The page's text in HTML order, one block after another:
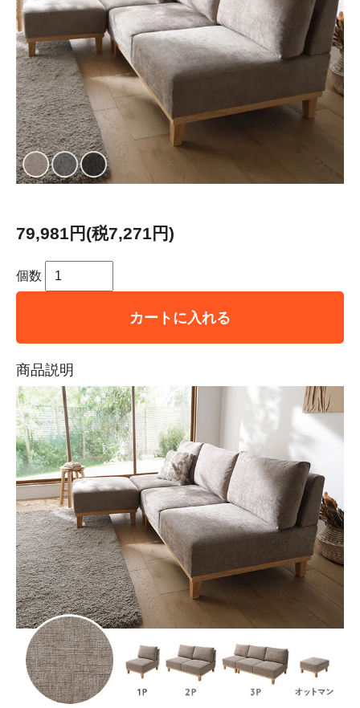
79,981円(税7,271円)
個数
カートに入れる
商品説明